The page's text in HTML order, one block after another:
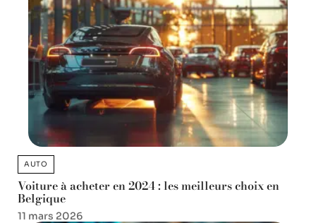
AUTO
Voiture à acheter en 2024 : les meilleurs choix en
Belgique
11 mars 2026